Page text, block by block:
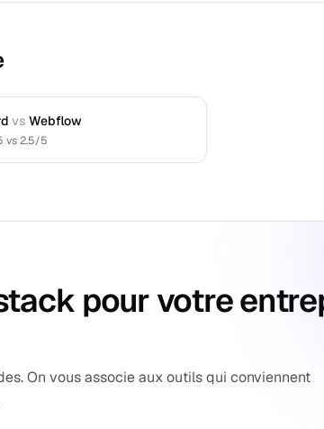
vs Webflow
vs2.5/5
pour votre
On vous associe aux outils qui conviennent